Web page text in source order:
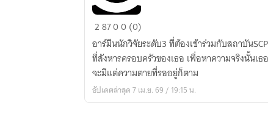
วันๆ
ของ
การ
ใช้
ชีวิต
ใน
28700 (0)
อาร์มีนนักวิจัยระดับ3 ที่ต้องเข้าร่วมกับสถาบัน
ที่สังหารครอบครัวของเธอ เพื่อหาความจริงนั้นเ
จะมีแต่ความตายที่รออยู่ก็ตาม
อัปเดตล่าสุด 7 เม.ย. 69 / 19:15 น.